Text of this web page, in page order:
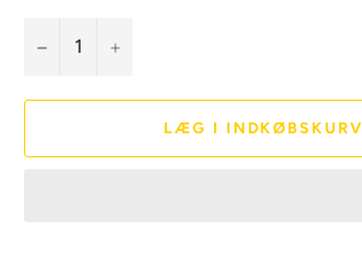
− +
LÆG I INDKØBSKURV